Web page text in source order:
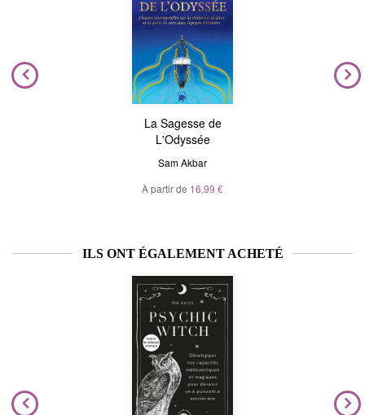
La Sagesse de
L'Odyssée
Sam Akbar
À partir de 16,99 €
ILS ONT ÉGALEMENT ACHETÉ